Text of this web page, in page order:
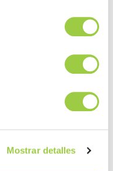
Mostrar detalles